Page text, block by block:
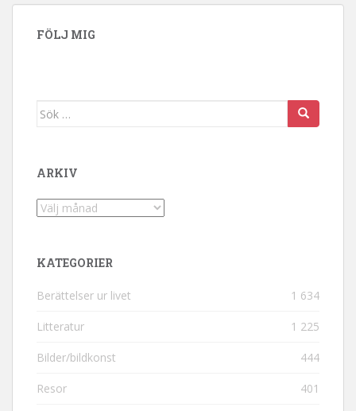
FÖLJ MIG
Sök efter:
ARKIV
Arkiv
KATEGORIER
Berättelser ur livet 1 634
Litteratur 1 225
Bilder/bildkonst 444
Resor 401